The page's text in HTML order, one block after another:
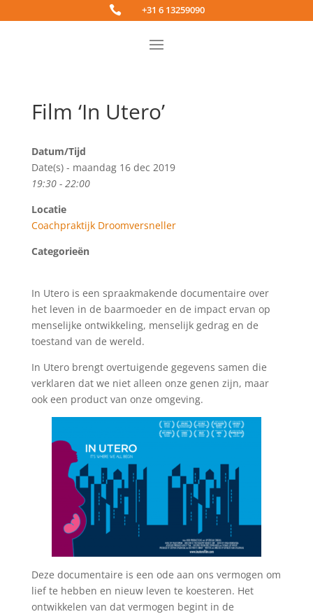
 +31 6 13259090
Film ‘In Utero’
Datum/Tijd
Date(s) - maandag 16 dec 2019
19:30 - 22:00
Locatie
Coachpraktijk Droomversneller
Categorieën
In Utero is een spraakmakende documentaire over
het leven in de baarmoeder en de impact ervan op
menselijke ontwikkeling, menselijk gedrag en de
toestand van de wereld.
In Utero brengt overtuigende gegevens samen die
verklaren dat we niet alleen onze genen zijn, maar
ook een product van onze omgeving.
Deze documentaire is een ode aan ons vermogen om
lief te hebben en nieuw leven te koesteren. Het
ontwikkelen van dat vermogen begint in de